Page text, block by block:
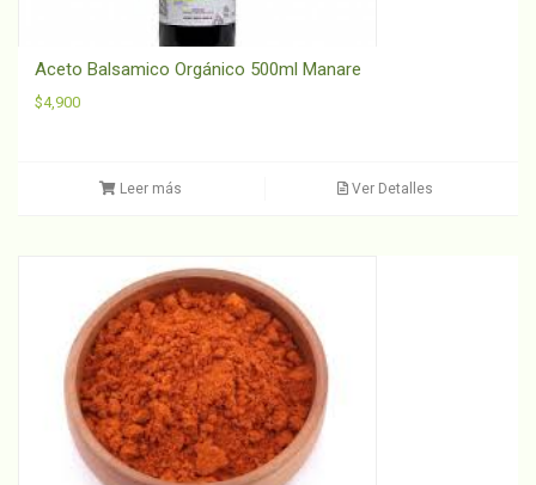
Aceto Balsamico Orgánico 500ml Manare
$4,900
Leer más Ver Detalles